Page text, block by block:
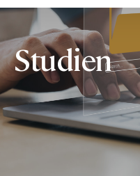
Studien